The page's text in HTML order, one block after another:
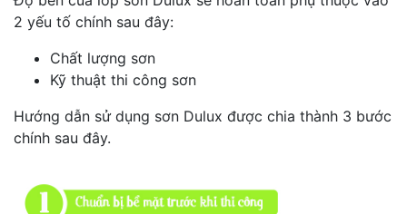
2 yếu tố chính sau đây:
Chất lượng sơn
Kỹ thuật thi công sơn
Hướng dẫn sử dụng sơn Dulux được chia thành 3 bước
chính sau đây.